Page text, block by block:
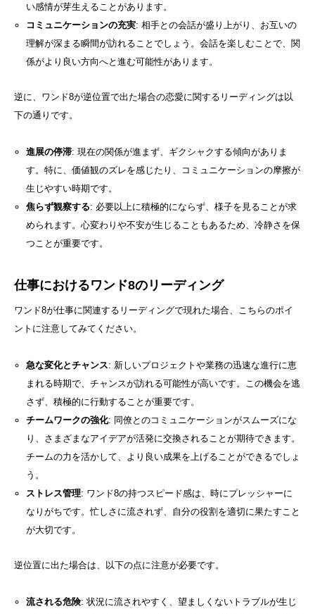
い感情が芽生えることがあります。
コミュニケーションの充実: 相手との会話が盛り上がり、お互いの
理解が深まる瞬間が訪れることでしょう。会話を楽しむことで、関
係がより良い方向へと進む可能性があります。
逆に、ワンド8が逆位置で出た場合の恋愛に関するリーディングは以
下の通りです。
進展の停滞: 現在の関係が進まず、ギクシャクする傾向がありま
す。特に、価値観のズレを感じたり、コミュニケーションの摩擦が
生じやすい時期です。
焦らず観察する: 必要以上に積極的にならず、様子を見ることが求
められます。心変わりや不安が生じることもあるため、冷静さを保
つことが重要です。
仕事におけるワンド8のリーディング
ワンド8が仕事に関連するリーディングで現れた場合、こちらのポイ
ントに注意してみてください。
急な変化とチャンス: 新しいプロジェクトや業務の迅速な進行に恵
まれる時期で、チャンスが訪れる可能性が高いです。この機会を逃
さず、積極的に行動することが重要です。
チームワークの強化: 同僚とのコミュニケーションがスムーズにな
り、さまざまなアイデアが活発に交換されることが期待できます。
チームの力を活かして、より良い成果を上げることができるでしょ
う。
ストレス管理: ワンド8の持つスピード感は、時にプレッシャーに
なりがちです。忙しさに流されず、自分の役割を適切に果たすこと
が大切です。
逆位置に出た場合は、以下の点に注意が必要です。
流される危険: 状況に流されやすく、望ましくないトラブルが生じ